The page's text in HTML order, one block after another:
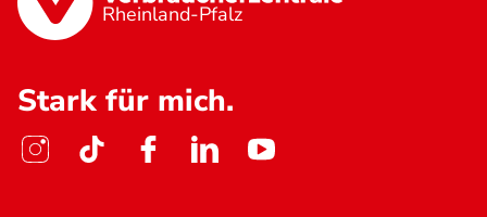
Rheinland-Pfalz
Stark für mich.